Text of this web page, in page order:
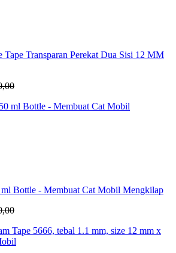
Transparan Perekat Dua Sisi 12 MM
Bottle - Membuat Cat Mobil Mengkilap